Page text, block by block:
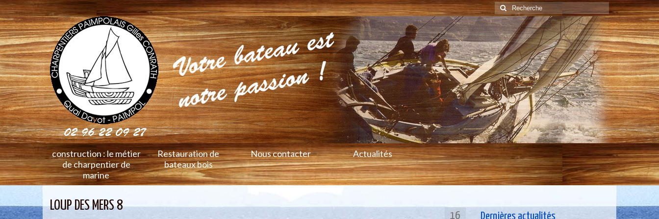
Rechercher
:
construction : le métier
de charpentier de
marine
Restauration de
bateaux bois
Nous contacter Actualités
16
LOUP DES MERS 8
Dernières actualités